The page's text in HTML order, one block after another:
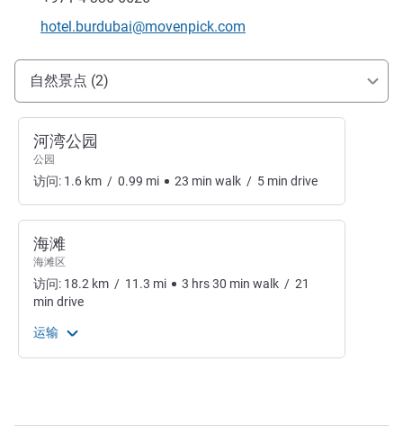
联系电子邮件
hotel.burdubai@movenpick.com
抵达和交通
自然景点 (2)
河湾公园
公园
访问: 1.6 km / 0.99 mi 23 min walk / 5 min drive
海滩
海滩区
访问: 18.2 km / 11.3 mi 3 hrs30 min walk / 21
min drive
运输